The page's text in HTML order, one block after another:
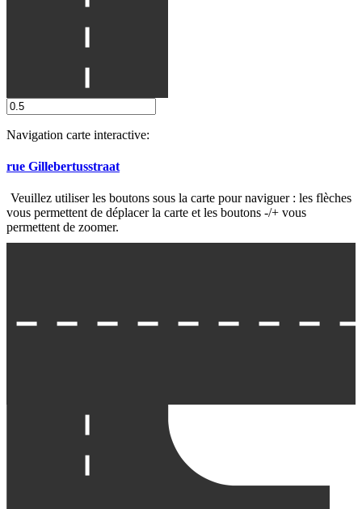
Rue Léon Théodorstraat
BPOST
Rue Léon Théodorstraat
Navigation carte interactive:
rue Gillebertusstraat
Veuillez utiliser les boutons sous la carte pour naviguer : les flèches
vous permettent de déplacer la carte et les boutons -/+ vous
permettent de zoomer.